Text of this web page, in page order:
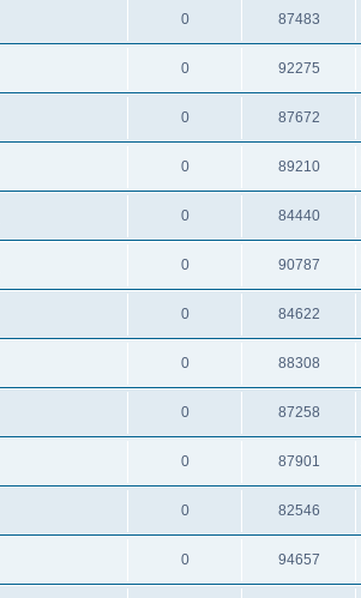
0 87483
0 92275
0 87672
0 89210
0 84440
0 90787
0 84622
0 88308
0 87258
0 87901
0 82546
0 94657